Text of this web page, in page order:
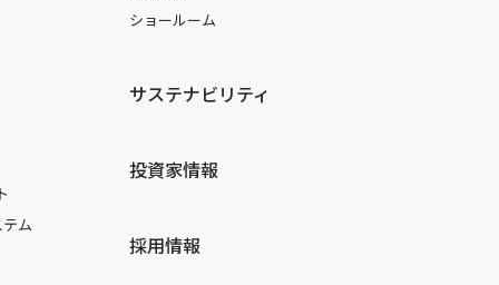
ム
ショールーム
サステナビリティ
投資家情報
採用情報